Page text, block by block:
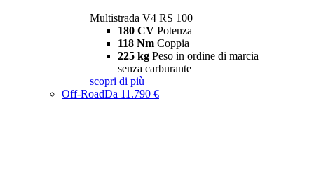
Multistrada V4 RS 100
180 CV Potenza
118 Nm Coppia
225 kg Peso in ordine di marcia
senza carburante
scopri di più
Off-RoadDa 11.790 €